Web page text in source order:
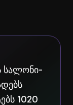
სალონი-
1020